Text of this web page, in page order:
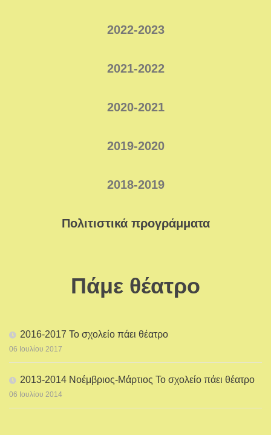
2022-2023
2021-2022
2020-2021
2019-2020
2018-2019
Πολιτιστικά προγράμματα
Πάμε θέατρο
2016-2017 Το σχολείο πάει θέατρο
06 Ιουλίου 2017
2013-2014 Νοέμβριος-Μάρτιος Το σχολείο πάει θέατρο
06 Ιουλίου 2014